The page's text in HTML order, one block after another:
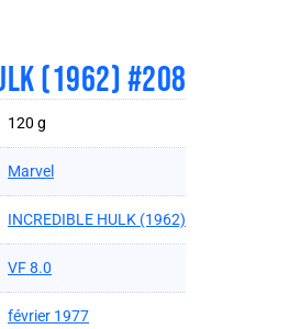
(1962) #208
120 g
Marvel
INCREDIBLE HULK (1962)
VF 8.0
février 1977